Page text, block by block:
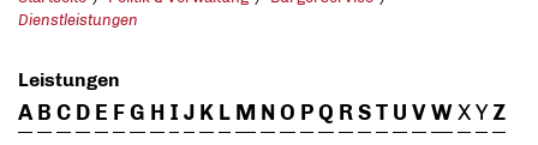
Dienstleistungen
Leistungen
A B C D E FG H I J K L M NO PQ RST U VWXYZ